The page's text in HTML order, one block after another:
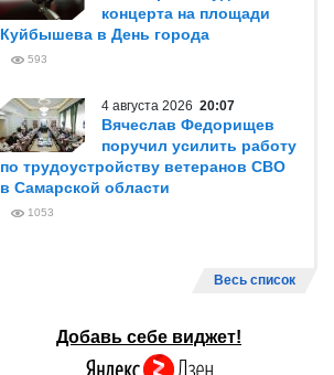
концерта на площади
Куйбышева в День города
593
4 августа 2026 20:07
Вячеслав Федорищев
поручил усилить работу
по трудоустройству ветеранов СВО
в Самарской области
1053
Весь список
Добавь себе виджет!